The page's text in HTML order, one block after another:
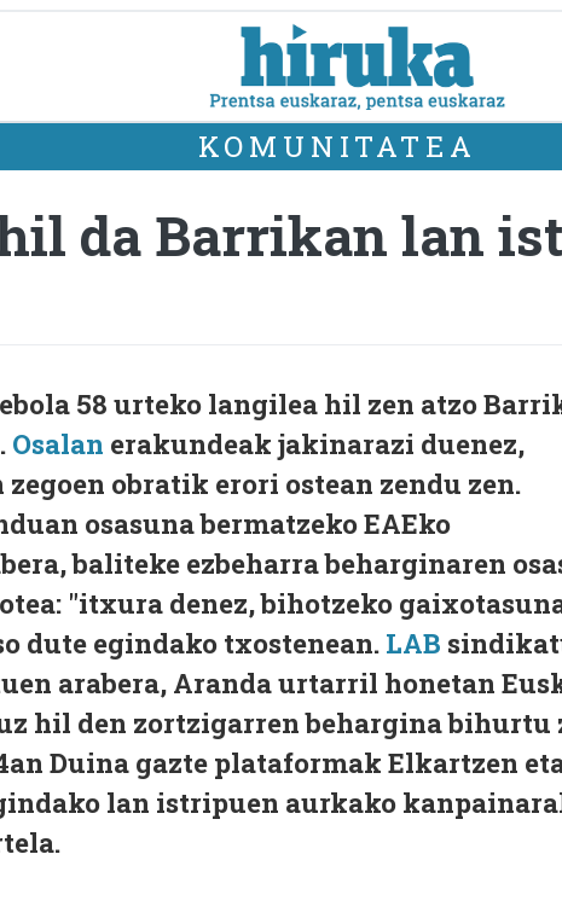
KOMUNITATEA
da Barrikan lan
58 urteko langilea hil zen atzo
Osalan erakundeak jakinarazi duenez,
obratik erori ostean zendu zen.
osasuna bermatzeko EAEko
baliteke ezbeharra beharginaren
"itxura denez, bihotzeko
dute egindako txostenean. LAB
arabera, Aranda urtarril honetan
hil den zortzigarren behargina bihurtu
Duina gazte plataformak Elkartzen
lan istripuen aurkako